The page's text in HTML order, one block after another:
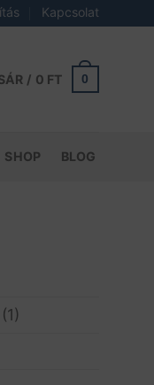
Kapcsolat
/ 0 FT 0
SHOP BLOG
(1)